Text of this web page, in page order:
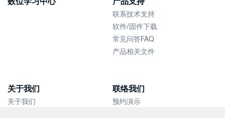
数位学习中心 产品支持
联系技术支持
软件/固件下载
常见问答FAQ
产品相关文件
关于我们
关于我们
联络我们
预约演示